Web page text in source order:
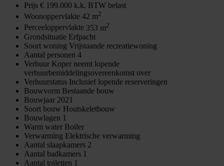
Prijs € 199.000 k.k. BTW belast
Woonoppervlakte 42 m2
Perceeloppervlakte 353 m2
Grondsituatie Erfpacht
Soort woning Vrijstaande recreatiewoning
Aantal personen 4
Verhuur Koper neemt lopende
verhuurbemiddelingsovereenkomst over
Verhuurstatus Inclusief lopende reserveringen
Bouwvorm Bestaande bouw
Bouwjaar 2021
Soort bouw Houtskeletbouw
Bouwlagen 1
Warm water Boiler
Verwarming Elektrische verwarming
Aantal slaapkamers 2
Aantal badkamers 1
Aantal toiletten 1